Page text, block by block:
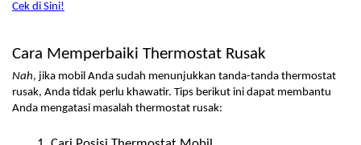
Cek di Sini!
Cara Memperbaiki Thermostat Rusak
Nah, jika mobil Anda sudah menunjukkan tanda-tanda thermostat
rusak, Anda tidak perlu khawatir. Tips berikut ini dapat membantu
Anda mengatasi masalah thermostat rusak: